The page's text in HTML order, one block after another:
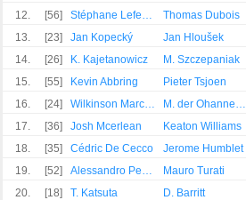
12.
[56] Stéphane Lefebvre Thomas Dubois
13.
[23] Jan Kopecký Jan Hloušek
14.
[26] K. Kajetanowicz M. Szczepaniak
15.
[55] Kevin Abbring Pieter Tsjoen
16.
[24] Wilkinson Marco Bulacia M. der Ohannesian
17.
[36] Josh Mcerlean Keaton Williams
18.
[35] Cédric De Cecco Jerome Humblet
19.
[52] Alessandro Perico Mauro Turati
20.
[18] T. Katsuta D. Barritt